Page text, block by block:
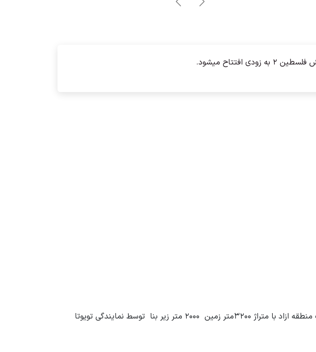
قبلی بعدی
اغاز پروژه احداث نمایشگاه و تعمیرگاه در منطقه ازاد سرخس جهت فروش خودروها با پلاک منطقه ازاد با متراژ ۳۲۰۰متر زمین ۲۰۰۰ متر زیر بنا توسط نمایندگی تویوتا